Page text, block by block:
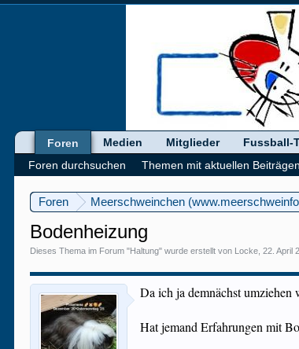
Foren Meerschweinchen
Bodenheizung
Dieses Thema im Forum "Haltung" wurde erstellt von Locke ,22. April
Da ich ja demnächst umziehen
Hat jemand Erfahrungen mit
Foren
Foren durchsuchen
Themen mit aktuellen Beiträgen
Medien Mitglieder Fussball-